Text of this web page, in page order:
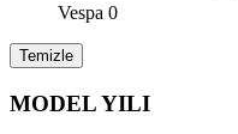
Vespa 0
Temizle
MODEL YILI